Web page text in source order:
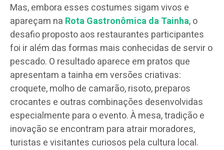
Mas, embora esses costumes sigam vivos e
apareçam na Rota Gastronômica da Tainha, o
desafio proposto aos restaurantes participantes
foi ir além das formas mais conhecidas de servir o
pescado. O resultado aparece em pratos que
apresentam a tainha em versões criativas:
croquete, molho de camarão, risoto, preparos
crocantes e outras combinações desenvolvidas
especialmente para o evento. À mesa, tradição e
inovação se encontram para atrair moradores,
turistas e visitantes curiosos pela cultura local.